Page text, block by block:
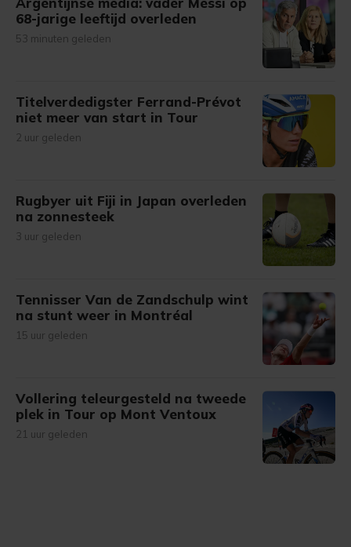
68-jarige leeftijd overleden
53 minuten geleden
Titelverdedigster Ferrand-Prévot
niet meer van start in Tour
2 uur geleden
Rugbyer uit Fiji in Japan overleden
na zonnesteek
3 uur geleden
Tennisser Van de Zandschulp wint
na stunt weer in Montréal
15 uur geleden
Vollering teleurgesteld na tweede
plek in Tour op Mont Ventoux
21 uur geleden